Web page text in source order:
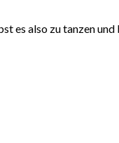
es also zu tanzen